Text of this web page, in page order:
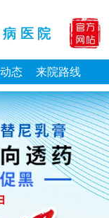
医院
态 来院路线